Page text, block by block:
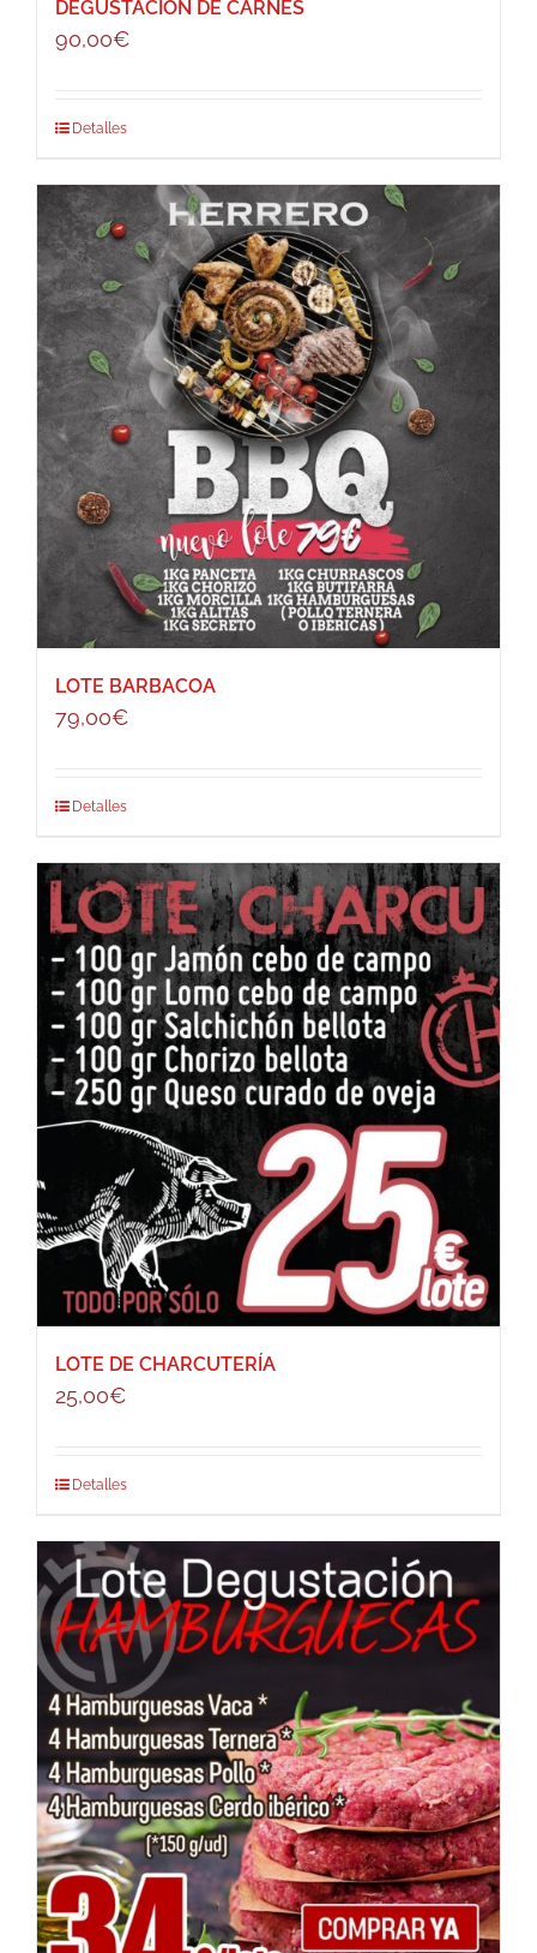
DEGUSTACIÓN DE CARNES
90,00€
Detalles
LOTE BARBACOA
79,00€
Detalles
LOTE DE CHARCUTERÍA
25,00€
Detalles